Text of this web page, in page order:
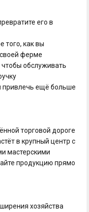
его в
того, как вы
ферме
чтобы обслуживать
привлечь ещё больше
торговой дороге
в крупный центр с
мастерскими
продукцию прямо
хозяйства